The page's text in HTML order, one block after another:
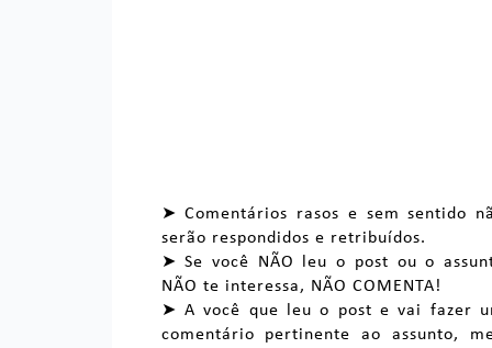
➤ Comentários rasos e sem sentido
serão respondidos e retribuídos.
➤ Se você NÃO leu o post ou o
NÃO te interessa, NÃO COMENTA!
➤ A você que leu o post e vai fazer
comentário pertinente ao assunto,